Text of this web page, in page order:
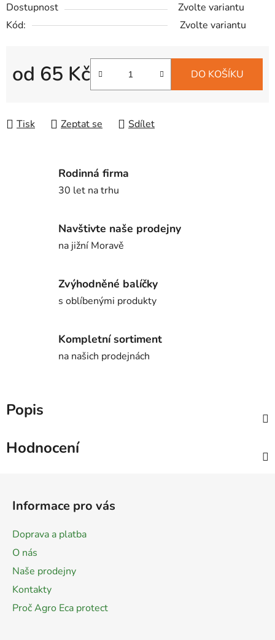
Dostupnost
Zvolte variantu
Kód:
Zvolte variantu
od 65 Kč DO KOŠÍKU
Tisk Zeptat se Sdílet
Rodinná firma
30 let na trhu
Navštivte naše prodejny
na jižní Moravě
Zvýhodněné balíčky
s oblíbenými produkty
Kompletní sortiment
na našich prodejnách
Popis
Hodnocení
Informace pro vás
Doprava a platba
O nás
Naše prodejny
Kontakty
Proč Agro Eca protect